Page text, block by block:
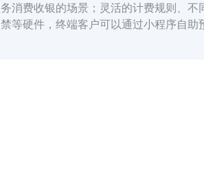
消费收银的场景；灵活的计费规则、不
等硬件，终端客户可以通过小程序自助